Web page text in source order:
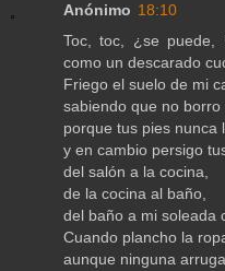
Anónimo 18:10
Toc, toc, ¿se puede,
como un descarado
Friego el suelo de mi
sabiendo que no borro
porque tus pies nunca
y en cambio persigo
del salón a la cocina,
de la cocina al baño,
del baño a mi soleada
Cuando plancho la
aunque ninguna arruga